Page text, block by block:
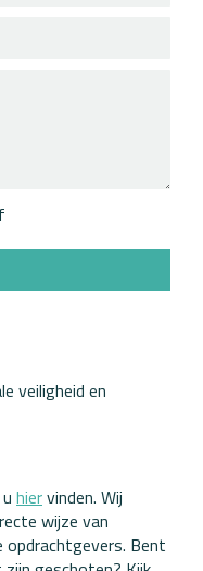
veiligheid en
hiervinden. Wij
wijze van
opdrachtgevers. Bent